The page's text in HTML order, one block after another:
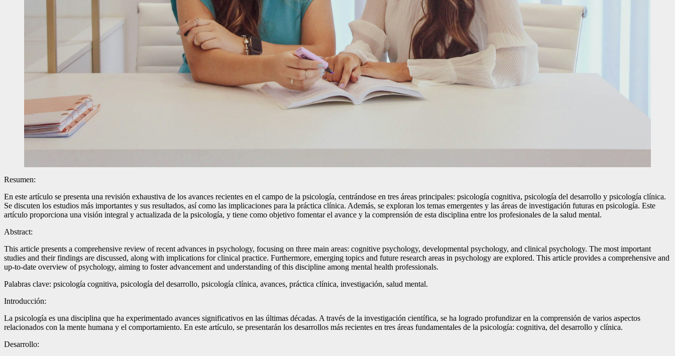
Resumen:
En este artículo se presenta una revisión exhaustiva de los avances recientes en el campo de la psicología, centrándose en tres áreas principales: psicología cognitiva, psicología del desarrollo y psicología clínica.
Se discuten los estudios más importantes y sus resultados, así como las implicaciones para la práctica clínica. Además, se exploran los temas emergentes y las áreas de investigación futuras en psicología. Este
artículo proporciona una visión integral y actualizada de la psicología, y tiene como objetivo fomentar el avance y la comprensión de esta disciplina entre los profesionales de la salud mental.
Abstract:
This article presents a comprehensive review of recent advances in psychology, focusing on three main areas: cognitive psychology, developmental psychology, and clinical psychology. The most important
studies and their findings are discussed, along with implications for clinical practice. Furthermore, emerging topics and future research areas in psychology are explored. This article provides a comprehensive and
up-to-date overview of psychology, aiming to foster advancement and understanding of this discipline among mental health professionals.
Palabras clave: psicología cognitiva, psicología del desarrollo, psicología clínica, avances, práctica clínica, investigación, salud mental.
Introducción:
La psicología es una disciplina que ha experimentado avances significativos en las últimas décadas. A través de la investigación científica, se ha logrado profundizar en la comprensión de varios aspectos
relacionados con la mente humana y el comportamiento. En este artículo, se presentarán los desarrollos más recientes en tres áreas fundamentales de la psicología: cognitiva, del desarrollo y clínica.
Desarrollo: